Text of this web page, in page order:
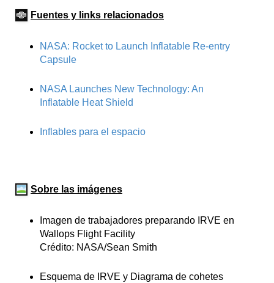
Fuentes y links relacionados
NASA: Rocket to Launch Inflatable Re-entry
Capsule
NASA Launches New Technology: An
Inflatable Heat Shield
Inflables para el espacio
Sobre las imágenes
Imagen de trabajadores preparando IRVE en
Wallops Flight Facility
Crédito: NASA/Sean Smith
Esquema de IRVE y Diagrama de cohetes